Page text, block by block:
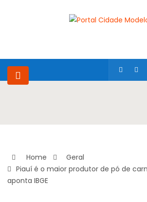
Home
Geral
Piauí é o maior produtor de pó de
aponta IBGE